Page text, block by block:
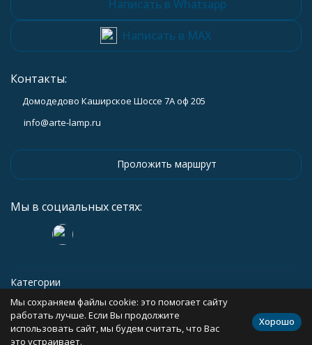
Написать в Whatsapp
Написать в MAX
Контакты:
Домодедово Каширское Шоссе 7А оф 205
info@arte-lamp.ru
Проложить маршрут
Мы в социальных сетях:
Категории
Информация
Мы сохраняем файлы cookie: это помогает сайту
работать лучше. Если Вы продолжите
использовать сайт, мы будем считать, что Вас
это устраивает.
Хорошо